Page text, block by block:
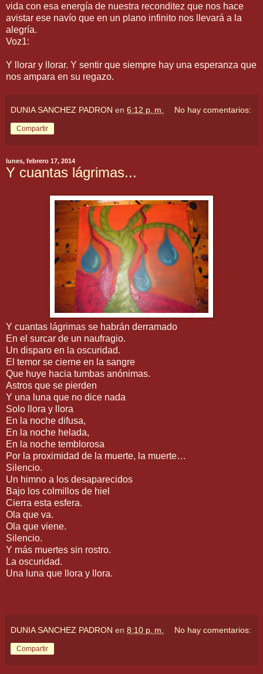
vida con esa energía de nuestra reconditez que nos hace
avistar ese navío que en un plano infinito nos llevará a la
alegría.
Voz1:
Y llorar y llorar. Y sentir que siempre hay una esperanza que
nos ampara en su regazo.
DUNIA SANCHEZ PADRON en 6:12 p. m. No hay comentarios:
Compartir
lunes, febrero 17, 2014
Y cuantas lágrimas...
Y cuantas lágrimas se habrán derramado
En el surcar de un naufragio.
Un disparo en la oscuridad.
El temor se cierne en la sangre
Que huye hacia tumbas anónimas.
Astros que se pierden
Y una luna que no dice nada
Solo llora y llora
En la noche difusa,
En la noche helada,
En la noche temblorosa
Por la proximidad de la muerte, la muerte…
Silencio.
Un himno a los desaparecidos
Bajo los colmillos de hiel
Cierra esta esfera.
Ola que va.
Ola que viene.
Silencio.
Y más muertes sin rostro.
La oscuridad.
Una luna que llora y llora.
DUNIA SANCHEZ PADRON en 8:10 p. m. No hay comentarios:
Compartir